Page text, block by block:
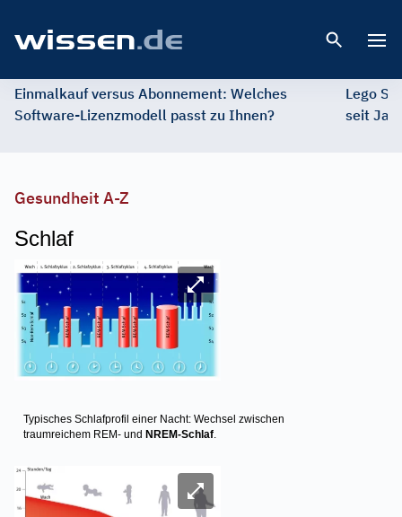
Einmalkauf versus Abonnement: Welches
Software-Lizenzmodell passt zu Ihnen?
Lego
seit
Gesundheit A-Z
Schlaf
Image
Bild vergrößern
Typisches Schlafprofil einer Nacht: Wechsel zwischen
traumreichem REM- und NREM-Schlaf
Bild vergrößern